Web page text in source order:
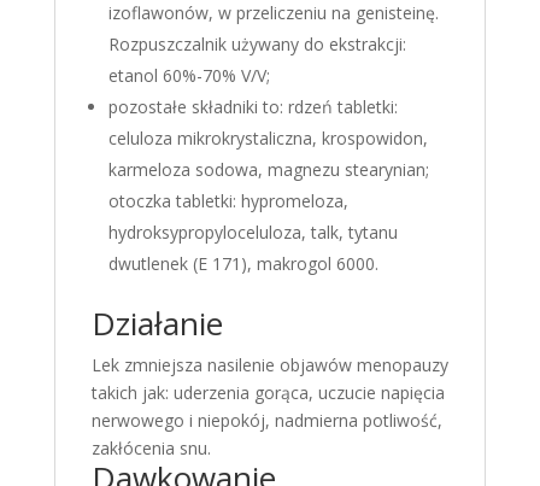
izoflawonów, w przeliczeniu na genisteinę.
Rozpuszczalnik używany do ekstrakcji:
etanol 60%-70% V/V;
pozostałe składniki to: rdzeń tabletki:
celuloza mikrokrystaliczna, krospowidon,
karmeloza sodowa, magnezu stearynian;
otoczka tabletki: hypromeloza,
hydroksypropyloceluloza, talk, tytanu
dwutlenek (E 171), makrogol 6000.
Działanie
Lek zmniejsza nasilenie objawów menopauzy
takich jak: uderzenia gorąca, uczucie napięcia
nerwowego i niepokój, nadmierna potliwość,
zakłócenia snu.